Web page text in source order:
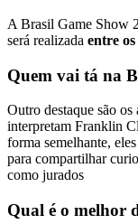
A Brasil Game Show
será realizada entre
Quem vai tá na
Outro destaque são os
interpretam Franklin
forma semelhante,
para compartilhar
como jurados
Qual é o melhor